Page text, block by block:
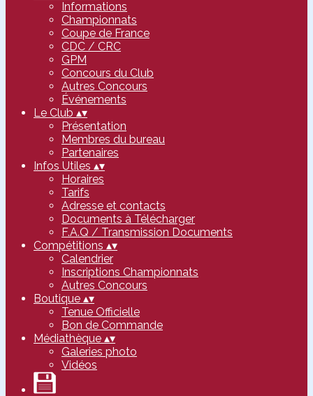
Informations
Championnats
Coupe de France
CDC / CRC
GPM
Concours du Club
Autres Concours
Événements
Le Club ▴▾
Présentation
Membres du bureau
Partenaires
Infos Utiles ▴▾
Horaires
Tarifs
Adresse et contacts
Documents à Télécharger
F.A.Q / Transmission Documents
Compétitions ▴▾
Calendrier
Inscriptions Championnats
Autres Concours
Boutique ▴▾
Tenue Officielle
Bon de Commande
Médiathèque ▴▾
Galeries photo
Vidéos